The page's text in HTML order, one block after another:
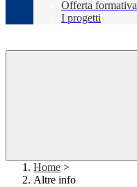
Offerta formativa
I progetti
Home >
Altre info